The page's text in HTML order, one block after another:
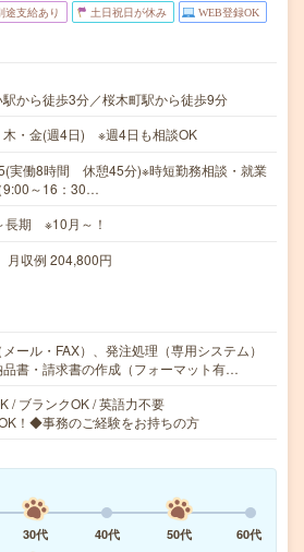
途支給あり 土日祝日が休み WEB登録OK
から徒歩3分／桜木町駅から徒歩9分
木・金(週4日) ※週4日も相談OK
実働8時間 休憩45分)※時短勤務相談・就業
9:00～16：30…
長期 ※10月～！
収例 204,800円
ール・FAX）、発注処理（専用システム）
品書・請求書の作成（フォーマット有…
/ ブランクOK / 英語力不要
！◆事務のご経験をお持ちの方
30代 40代 50代
60代